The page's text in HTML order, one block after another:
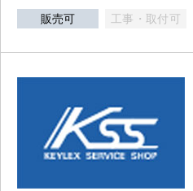
販売可 工事・取付可